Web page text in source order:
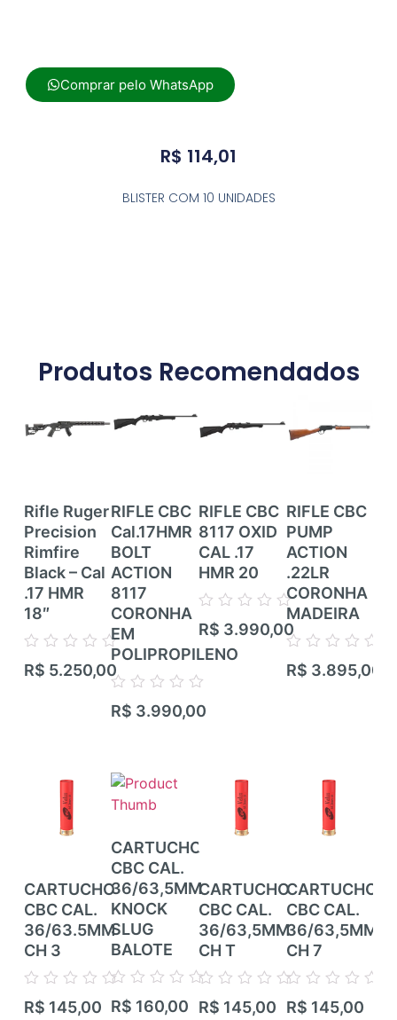
Comprar pelo WhatsApp
R$ 114,01
BLISTER COM 10 UNIDADES
Produtos Recomendados
Rifle Ruger
Precision
Rimfire
Black – Cal
.17 HMR
18″
Avaliação
0
R$ 5.250,00
RIFLE CBC
Cal.17HMR
BOLT
ACTION
8117
CORONHA
EM
POLIPROPILENO
Avaliação
0
R$ 3.990,00
RIFLE CBC
8117 OXID
CAL .17
HMR 20
Avaliação
0
de
5
R$ 3.990,00
RIFLE CBC
PUMP
ACTION
.22LR
CORONHA
MADEIRA
Avaliação
0
R$ 3.895,00
CARTUCHO
CBC CAL.
36/63.5MM
CH 3
Avaliação
0
R$ 145,00
CARTUCHO
CBC CAL.
36/63,5MM
KNOCK
SLUG
BALOTE
Avaliação
0
R$ 160,00
CARTUCHO
CBC CAL.
36/63,5MM
CH T
Avaliação
0
R$ 145,00
CARTUCHO
CBC CAL.
36/63,5MM
CH 7
Avaliação
0
R$ 145,00